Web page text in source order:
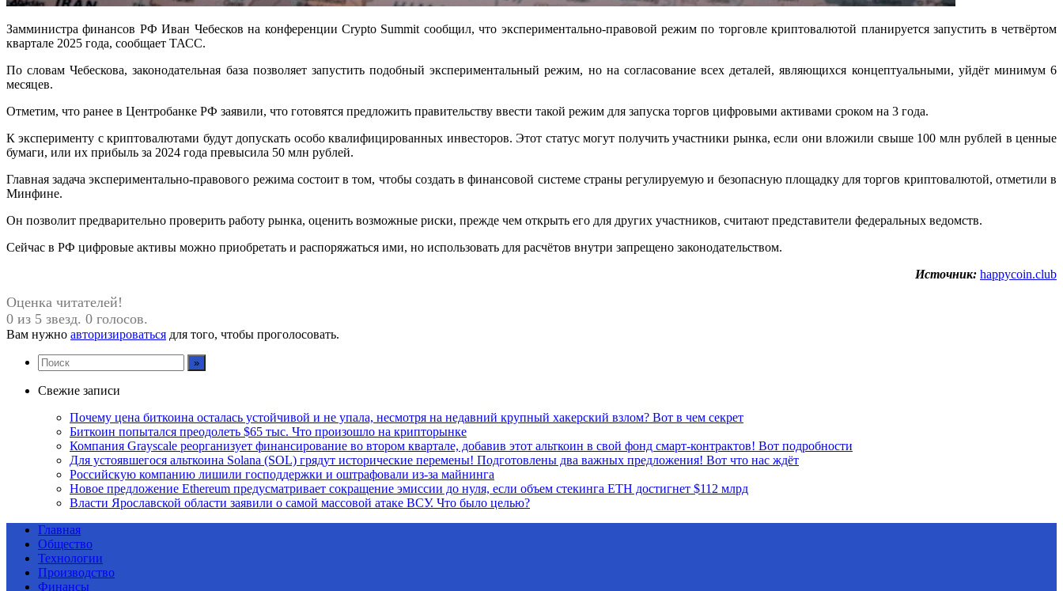
Замминистра финансов РФ Иван Чебесков на конференции Crypto Summit сообщил, что экспериментально-правовой режим по торговле криптовалютой планируется запустить в четвёртом
квартале 2025 года, сообщает ТАСС.
По словам Чебескова, законодательная база позволяет запустить подобный экспериментальный режим, но на согласование всех деталей, являющихся концептуальными, уйдёт минимум 6
месяцев.
Отметим, что ранее в Центробанке РФ заявили, что готовятся предложить правительству ввести такой режим для запуска торгов цифровыми активами сроком на 3 года.
К эксперименту с криптовалютами будут допускать особо квалифицированных инвесторов. Этот статус могут получить участники рынка, если они вложили свыше 100 млн рублей в ценные
бумаги, или их прибыль за 2024 года превысила 50 млн рублей.
Главная задача экспериментально-правового режима состоит в том, чтобы создать в финансовой системе страны регулируемую и безопасную площадку для торгов криптовалютой, отметили в
Минфине.
Он позволит предварительно проверить работу рынка, оценить возможные риски, прежде чем открыть его для других участников, считают представители федеральных ведомств.
Сейчас в РФ цифровые активы можно приобретать и распоряжаться ими, но использовать для расчётов внутри запрещено законодательством.
Источник: happycoin.club
Оценка читателей!
0 из 5 звезд. 0 голосов.
Вам нужно авторизироваться для того, чтобы проголосовать.
Свежие записи
Почему цена биткоина осталась устойчивой и не упала, несмотря на недавний крупный хакерский взлом? Вот в чем секрет
Биткоин попытался преодолеть $65 тыс. Что произошло на крипторынке
Компания Grayscale реорганизует финансирование во втором квартале, добавив этот альткоин в свой фонд смарт-контрактов! Вот подробности
Для устоявшегося альткоина Solana (SOL) грядут исторические перемены! Подготовлены два важных предложения! Вот что нас ждёт
Российскую компанию лишили господдержки и оштрафовали из-за майнинга
Новое предложение Ethereum предусматривает сокращение эмиссии до нуля, если объем стекинга ETH достигнет $112 млрд
Власти Ярославской области заявили о самой массовой атаке ВСУ. Что было целью?
Главная
Общество
Технологии
Производство
Финансы